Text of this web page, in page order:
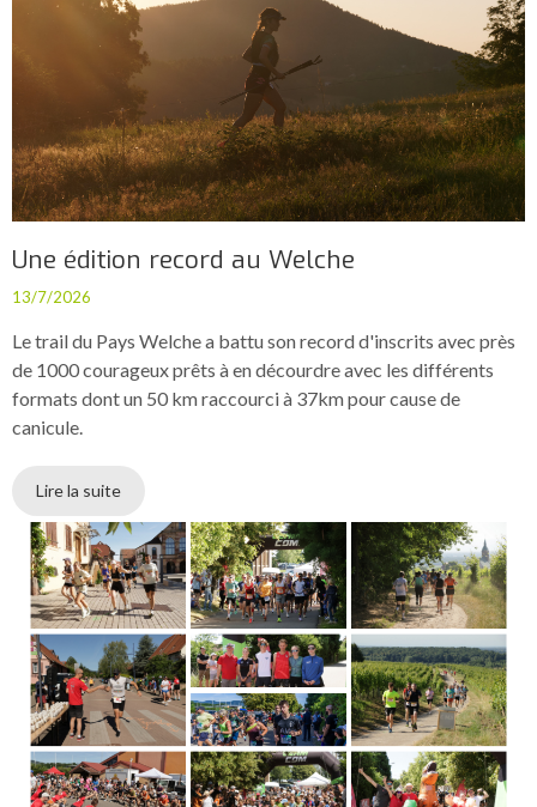
Une édition record au Welche
13/7/2026
Le trail du Pays Welche a battu son record d'inscrits avec près
de 1000 courageux prêts à en décourdre avec les différents
formats dont un 50 km raccourci à 37km pour cause de
canicule.
Lire la suite